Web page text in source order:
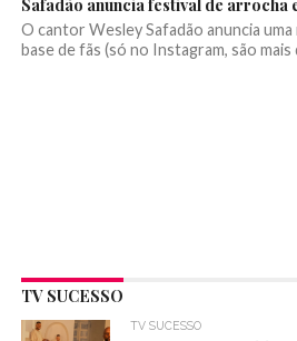
Safadão anuncia festival de arrocha
O cantor Wesley Safadão anuncia uma
base de fãs (só no Instagram, são mais
TV SUCESSO
TV SUCESSO